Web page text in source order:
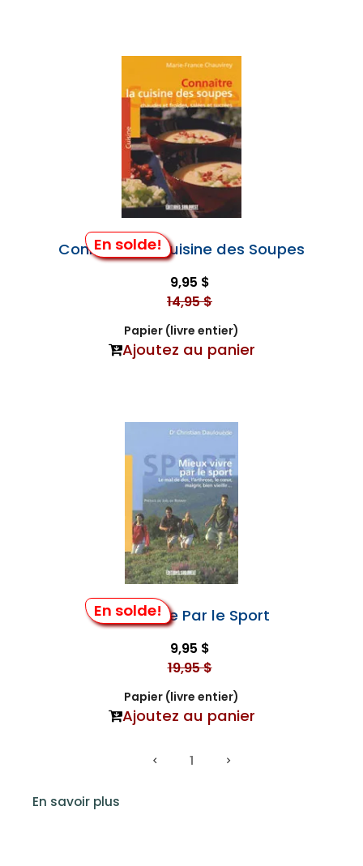
En solde!
Connaître la Cuisine des Soupes
9,95 $
14,95 $
Papier (livre entier)
Ajoutez au panier
En solde!
Mieux Vivre Par le Sport
9,95 $
19,95 $
Papier (livre entier)
Ajoutez au panier
1
En savoir plus